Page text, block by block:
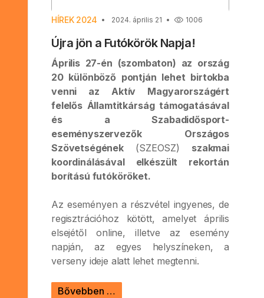
HÍREK 2024 2024. április 21 1006
Újra jön a Futókörök Napja!
Április 27-én (szombaton) az ország
20 különböző pontján lehet birtokba
venni az Aktív Magyarországért
felelős Államtitkárság támogatásával
és a Szabadidősport-
eseményszervezők Országos
Szövetségének(SZEOSZ) szakmai
koordinálásával elkészült rekortán
borítású futóköröket.
Az eseményen a részvétel ingyenes, de
regisztrációhoz kötött, amelyet április
elsejétől online, illetve az esemény
napján, az egyes helyszíneken, a
verseny ideje alatt lehet megtenni.
Bővebben …